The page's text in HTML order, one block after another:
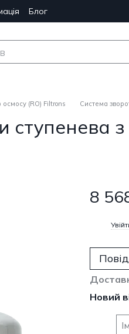
Блог
(RO) Filtrons Система
ступенева
8
Новий